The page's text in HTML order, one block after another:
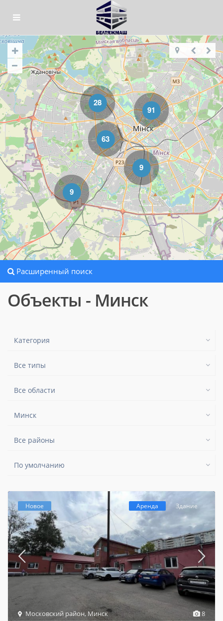
28
9
9
91
63
Расширенный поиск
Объекты - Минск
Категория
Все типы
Все области
Минск
Все районы
По умолчанию
8
Московский район,Минск
Новое Аренда Здание